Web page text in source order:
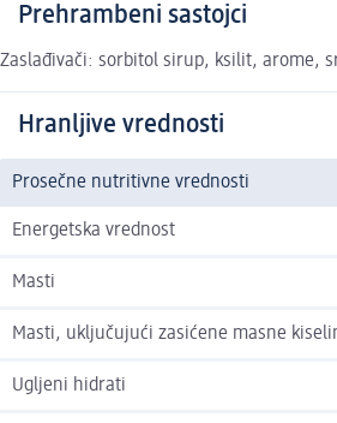
Prehrambeni sastojci
Zaslađivači: sorbitol sirup, ksilit, arome,
Hranljive vrednosti
Prosečne nutritivne vrednosti
Energetska vrednost
Masti
Masti, uključujući zasićene masne
Ugljeni hidrati